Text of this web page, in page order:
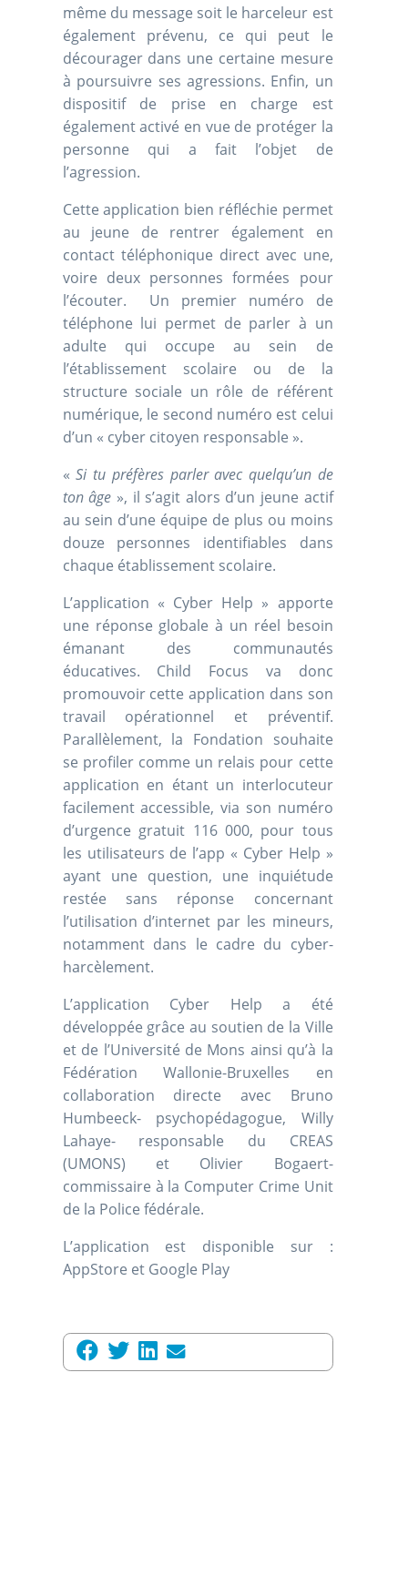
même du message soit le harceleur est
également prévenu, ce qui peut le
décourager dans une certaine mesure
à poursuivre ses agressions. Enfin, un
dispositif de prise en charge est
également activé en vue de protéger la
personne qui a fait l’objet de
l’agression.
Cette application bien réfléchie permet
au jeune de rentrer également en
contact téléphonique direct avec une,
voire deux personnes formées pour
l’écouter. Un premier numéro de
téléphone lui permet de parler à un
adulte qui occupe au sein de
l’établissement scolaire ou de la
structure sociale un rôle de référent
numérique, le second numéro est celui
d’un « cyber citoyen responsable ».
«Si tu préfères parler avec quelqu’un de
ton âge », il s’agit alors d’un jeune actif
au sein d’une équipe de plus ou moins
douze personnes identifiables dans
chaque établissement scolaire.
L’application « Cyber Help » apporte
une réponse globale à un réel besoin
émanant des communautés
éducatives. Child Focus va donc
promouvoir cette application dans son
travail opérationnel et préventif.
Parallèlement, la Fondation souhaite
se profiler comme un relais pour cette
application en étant un interlocuteur
facilement accessible, via son numéro
d’urgence gratuit 116 000, pour tous
les utilisateurs de l’app « Cyber Help »
ayant une question, une inquiétude
restée sans réponse concernant
l’utilisation d’internet par les mineurs,
notamment dans le cadre du cyber-
harcèlement.
L’application Cyber Help a été
développée grâce au soutien de la Ville
et de l’Université de Mons ainsi qu’à la
Fédération Wallonie-Bruxelles en
collaboration directe avec Bruno
Humbeeck- psychopédagogue, Willy
Lahaye- responsable du CREAS
(UMONS) et Olivier Bogaert-
commissaire à la Computer Crime Unit
de la Police fédérale.
L’application est disponible sur :
AppStore et Google Play